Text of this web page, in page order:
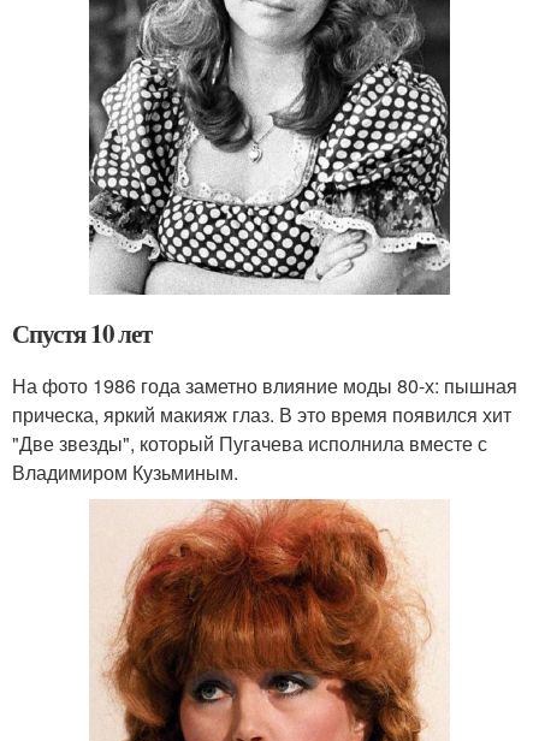
Спустя 10 лет
На фото 1986 года заметно влияние моды 80-х: пышная
прическа, яркий макияж глаз. В это время появился хит
"Две звезды", который Пугачева исполнила вместе с
Владимиром Кузьминым.